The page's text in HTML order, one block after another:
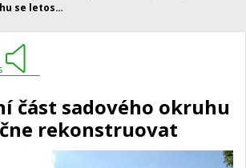
se letos…
část sadového okruhu
rekonstruovat